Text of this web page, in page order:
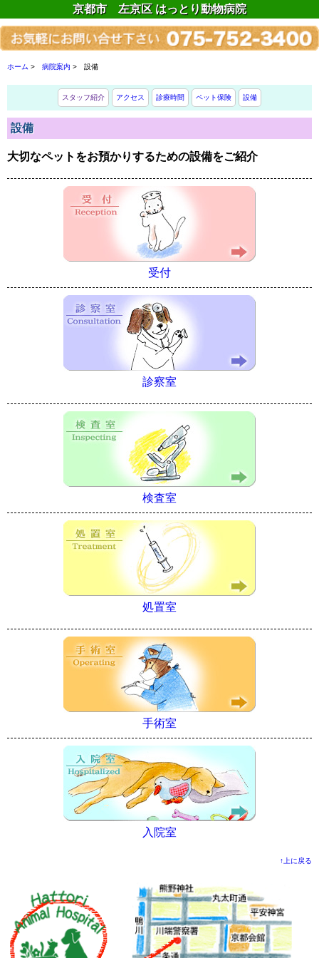
京都市 左京区 はっとり動物病院
ホーム > 病院案内 > 設備
スタッフ紹介 アクセス 診療時間 ペット保険 設備
設備
大切なペットをお預かりするための設備をご紹介
受付
診察室
検査室
処置室
手術室
入院室
↑上に戻る